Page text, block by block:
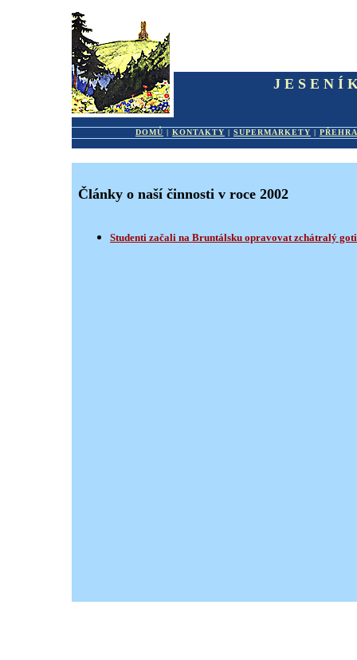
DOMŮ | KONTAKTY | SUPERMARKETY |
Články o naší činnosti v roce 2002
Studenti začali na Bruntálsku opravovat zchátralý